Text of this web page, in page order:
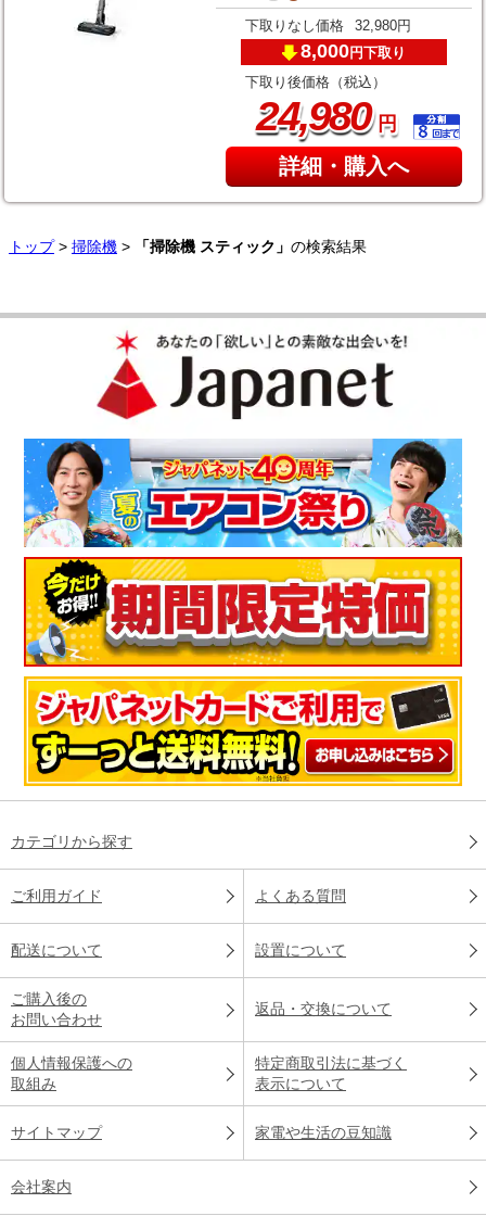
下取りなし価格 32,980円
8,000円下取り
下取り後価格（税込）
24,980円
詳細・購入へ
トップ> 掃除機 > 「掃除機 スティック」 の検索結果
カテゴリから探す
ご利用ガイド よくある質問
配送について 設置について
ご購入後の
お問い合わせ
返品・交換について
個人情報保護への
取組み
特定商取引法に基づく
表示について
サイトマップ 家電や生活の豆知識
会社案内